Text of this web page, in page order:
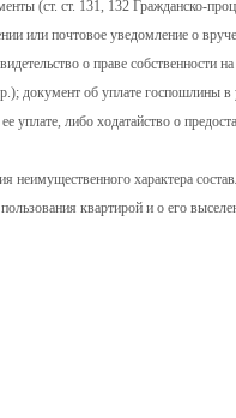
(ст. ст. 131, 132 Гражданско-
или почтовое уведомление о
о праве собственности
документ об уплате госпошлины
уплате, либо ходатайство о
неимущественного характера
квартирой и о его